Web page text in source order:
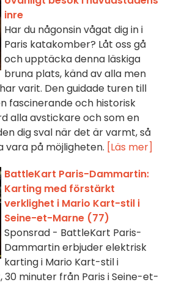
inre
Har du någonsin vågat dig in i
Paris katakomber? Låt oss gå
och upptäcka denna läskiga
bruna plats, känd av alla men
varit. Den guidade turen till
fascinerande och historisk
alla avstickare och som en
dig sval när det är varmt, så
på möjligheten. [Läs mer]
BattleKart Paris-Dammartin:
Karting med förstärkt
verklighet i Mario Kart-stil i
Seine-et-Marne (77)
Sponsrad - BattleKart Paris-
Dammartin erbjuder elektrisk
karting i Mario Kart-stil i
minuter från Paris i Seine-et-